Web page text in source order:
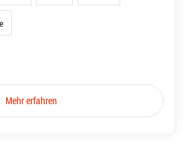
Mehr erfahren